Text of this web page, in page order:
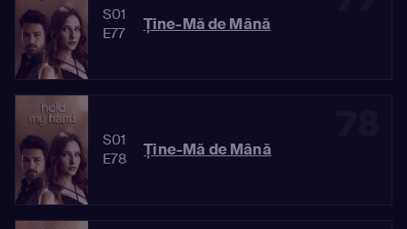
S01
E77
Ține-Mă de Mână
S01
E78
Ține-Mă de Mână